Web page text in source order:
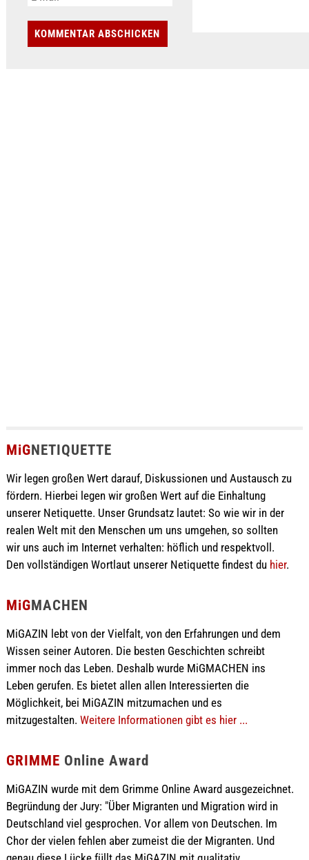
MiGNETIQUETTE
Wir legen großen Wert darauf, Diskussionen und Austausch zu
fördern. Hierbei legen wir großen Wert auf die Einhaltung
unserer Netiquette. Unser Grundsatz lautet: So wie wir in der
realen Welt mit den Menschen um uns umgehen, so sollten
wir uns auch im Internet verhalten: höflich und respektvoll.
Den vollständigen Wortlaut unserer Netiquette findest du hier.
MiGMACHEN
MiGAZIN lebt von der Vielfalt, von den Erfahrungen und dem
Wissen seiner Autoren. Die besten Geschichten schreibt
immer noch das Leben. Deshalb wurde MiGMACHEN ins
Leben gerufen. Es bietet allen allen Interessierten die
Möglichkeit, bei MiGAZIN mitzumachen und es
mitzugestalten. Weitere Informationen gibt es hier ...
GRIMME Online Award
MiGAZIN wurde mit dem Grimme Online Award ausgezeichnet.
Begründung der Jury: "Über Migranten und Migration wird in
Deutschland viel gesprochen. Vor allem von Deutschen. Im
Chor der vielen fehlen aber zumeist die der Migranten. Und